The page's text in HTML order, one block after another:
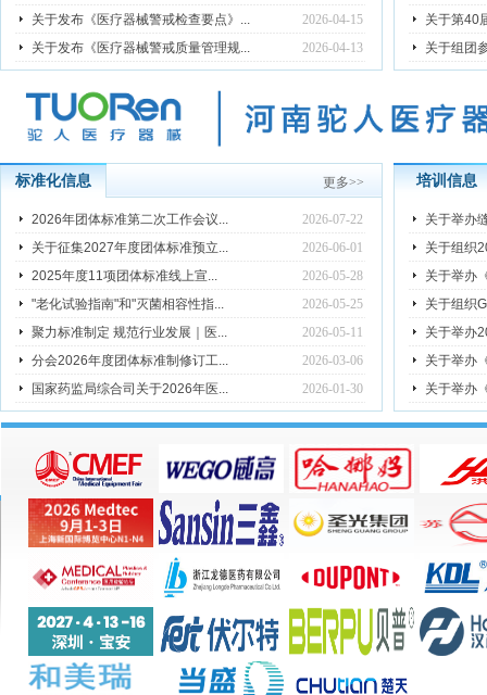
关于发布《医疗器械警戒检查要点》...
2026-04-15
关于发布《医疗器械警戒质量管理规...
2026-04-13
关于第40
关于组团
标准化信息 更多>>
2026年团体标准第二次工作会议...
2026-07-22
关于征集2027年度团体标准预立...
2026-06-01
2025年度11项团体标准线上宣...
2026-05-28
"老化试验指南"和"灭菌相容性指...
2026-05-25
聚力标准制定 规范行业发展｜医...
2026-05-11
分会2026年度团体标准制修订工...
2026-03-06
国家药监局综合司关于2026年医...
2026-01-30
培训信息
关于举办
关于组织
关于举办
关于组织
关于举办
关于举办
关于举办